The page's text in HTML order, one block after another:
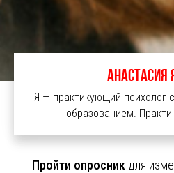
Анастасия
Я — практикующий
образованием.
Пройти опросник для